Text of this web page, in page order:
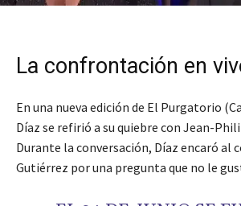
La confrontación en
En una nueva edición de El Purgatorio
Díaz se refirió a su quiebre con Jean-
Durante la conversación, Díaz encaró al
Gutiérrez por una pregunta que no le